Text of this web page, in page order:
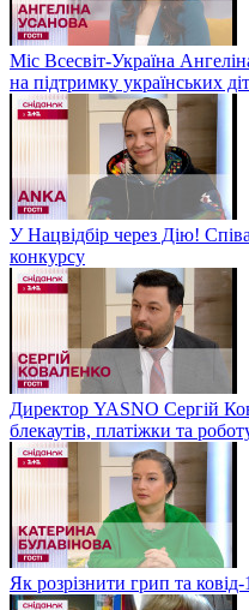
Міс Всесвіт-Україна
на підтримку українських
У Нацвідбір через Дію!
конкурсу
Директор YASNO Сергій
блекаутів, платіжки та
Як розрізнити грип та